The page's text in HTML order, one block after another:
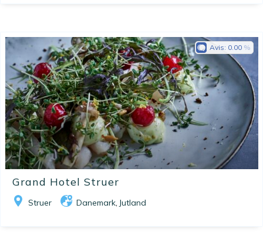
Grand Hotel Struer
Struer Danemark, Jutland
Avis: 0.00